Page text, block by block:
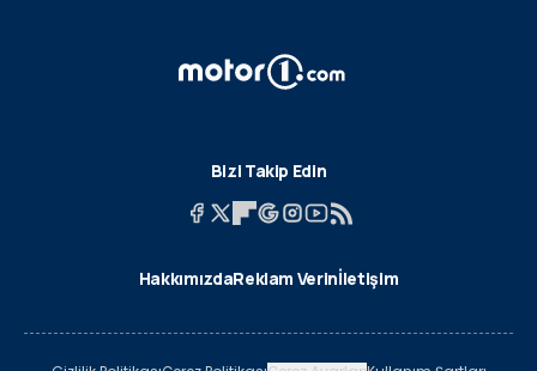
Bizi Takip Edin
HakkımızdaReklam Verinİletişim